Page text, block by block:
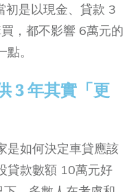
初是以現金、貸款 3
，都不影響 6萬元的
。
3 年其實「更
是如何決定車貸應該
貸款數額 10萬元好